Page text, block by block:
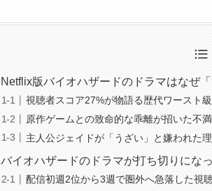
Netflix版バイオハザードのドラマはなぜ
視聴者スコア27%が物語る歴代ワースト
原作ゲームとの致命的な乖離が招いた不
主人公ジェイドが「うざい」と嫌われた
バイオハザードのドラマが打ち切りにな
配信初週2位から3週で圏外へ急落した視